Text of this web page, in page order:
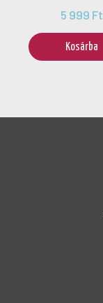
5 999 Ft
Kosárba